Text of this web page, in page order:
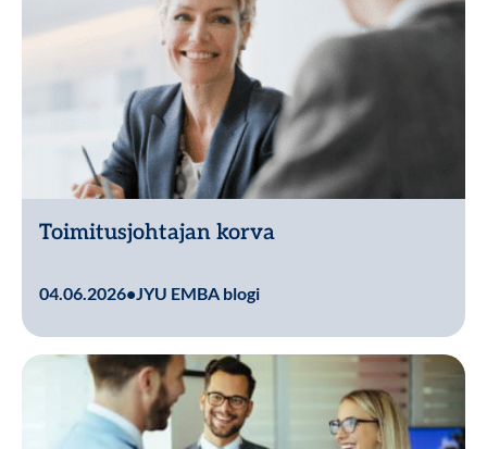
Toimitusjohtajan korva
04.06.2026• JYU EMBA blogi